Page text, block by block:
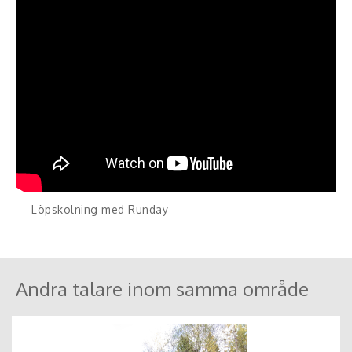
Löpskolning med Runday
Andra talare inom samma område